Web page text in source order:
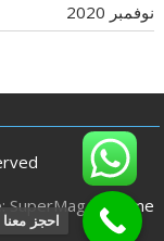
نوفمبر 2020
SuperMag by
Acme
احجز معنا